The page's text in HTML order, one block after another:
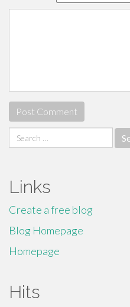
Search
for:
Links
Create a free blog
Blog Homepage
Homepage
Hits